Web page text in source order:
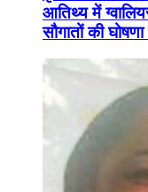
आतिथ्य में
सौगातों की